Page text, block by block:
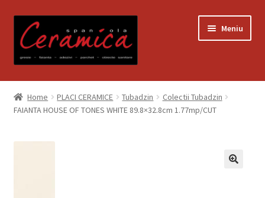
la
navigare
la
conținut
Meniu
Prima pagină
Blog
Contact
Home PLACI CERAMICE Tubadzin
Colectii Tubadzin
FAIANTA HOUSE OF TONES WHITE 89.8×32.8cm 1.77mp/CUT